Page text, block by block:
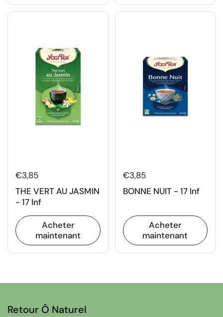
€3,85
THE VERT AU JASMIN
- 17 Inf
Acheter
maintenant
€3,85
BONNE NUIT - 17 Inf
Acheter
maintenant
Retour Ô Naturel